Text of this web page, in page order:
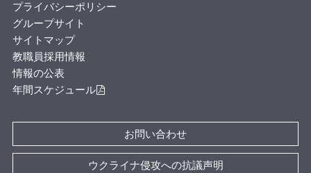
プライバシーポリシー
グループサイト
サイトマップ
教職員採用情報
情報の公表
年間スケジュール
お問い合わせ
ウクライナ侵攻への抗議声明